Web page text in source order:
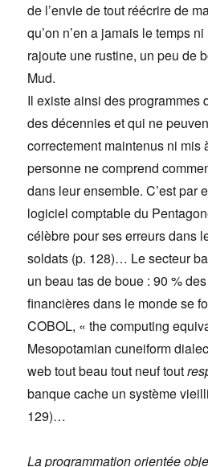
de l’envie de tout réécrire de
qu’on n’en a jamais le temps
rajoute une rustine, un peu de
Mud.
Il existe ainsi des programmes
des décennies et qui ne
correctement maintenus ni mis
personne ne comprend
dans leur ensemble. C’est par
logiciel comptable du
célèbre pour ses erreurs dans
soldats (p. 128)… Le secteur
un beau tas de boue : 90 %
financières dans le monde se
COBOL, « the computing
Mesopotamian cuneiform
web tout beau tout neuf tout
banque cache un système
129)…
La programmation orientée